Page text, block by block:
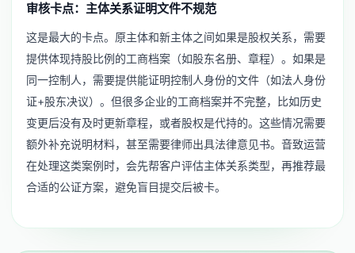
审核卡点：主体关系证明文件不规范
这是最大的卡点。原主体和新主体之间如果是股权关系，需要
提供体现持股比例的工商档案（如股东名册、章程）。如果是
同一控制人，需要提供能证明控制人身份的文件（如法人身份
证+股东决议）。但很多企业的工商档案并不完整，比如历史
变更后没有及时更新章程，或者股权是代持的。这些情况需要
额外补充说明材料，甚至需要律师出具法律意见书。音致运营
在处理这类案例时，会先帮客户评估主体关系类型，再推荐最
合适的公证方案，避免盲目提交后被卡。